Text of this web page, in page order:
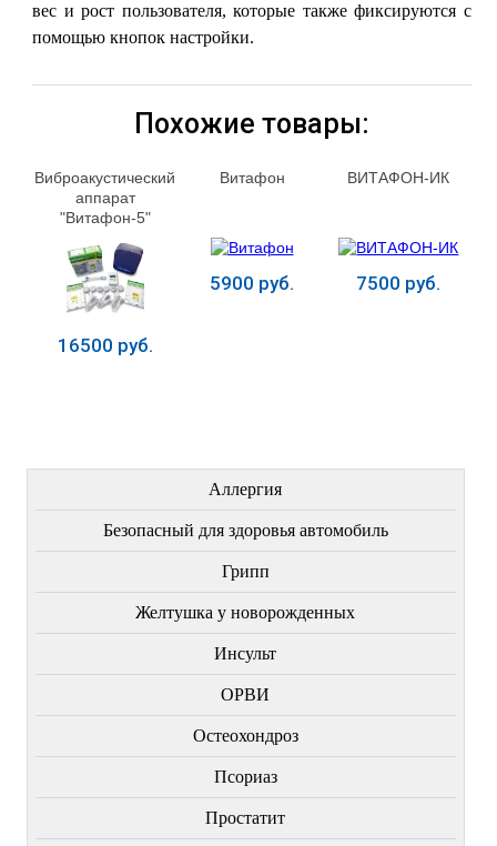
вес и рост пользователя, которые также фиксируются с
помощью кнопок настройки.
Похожие товары:
Виброакустический
аппарат
"Витафон-5"
16500 руб.
Витафон
5900 руб.
ВИТАФОН-ИК
7500 руб.
Аллергия
Безопасный для здоровья автомобиль
Грипп
Желтушка у новорожденных
Инсульт
ОРВИ
Остеохондроз
Пcориаз
Простатит